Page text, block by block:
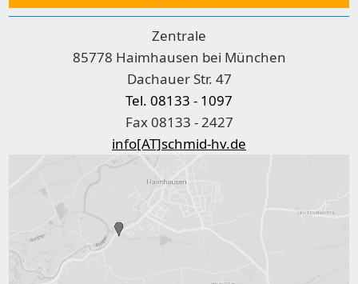
Zentrale
85778 Haimhausen bei München
Dachauer Str. 47
Tel. 08133 - 1097
Fax 08133 - 2427
info[AT]schmid-hv.de